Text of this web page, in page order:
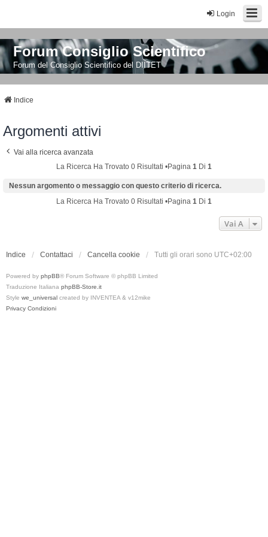
Login
Forum Consiglio Scientifico
Forum del Consiglio Scientifico del DIITET
Indice
Argomenti attivi
Vai alla ricerca avanzata
La Ricerca Ha Trovato 0 Risultati •Pagina 1 Di 1
Nessun argomento o messaggio con questo criterio di ricerca.
La Ricerca Ha Trovato 0 Risultati •Pagina 1 Di 1
Vai A
Indice Contattaci Cancella cookie Tutti gli orari sono UTC+02:00
Powered by phpBB® Forum Software © phpBB Limited
Traduzione Italiana phpBB-Store.it
Style we_universal created by INVENTEA & v12mike
Privacy Condizioni